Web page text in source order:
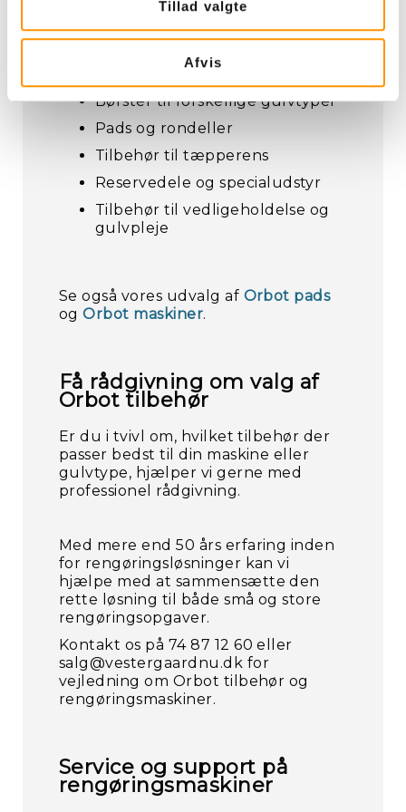
Tillad valgte
Afvis
typer tilbehør afhængigt af opgaven.
Vi tilbyder blandt andet:
Børster til forskellige gulvtyper
Pads og rondeller
Tilbehør til tæpperens
Reservedele og specialudstyr
Tilbehør til vedligeholdelse og
gulvpleje
Se også vores udvalg af Orbot pads
ogOrbot maskiner.
Få rådgivning om valg af
Orbot tilbehør
Er du i tvivl om, hvilket tilbehør der
passer bedst til din maskine eller
gulvtype, hjælper vi gerne med
professionel rådgivning.
Med mere end 50 års erfaring inden
for rengøringsløsninger kan vi
hjælpe med at sammensætte den
rette løsning til både små og store
rengøringsopgaver.
Kontakt os på 74 87 12 60 eller
salg@vestergaardnu.dk for
vejledning om Orbot tilbehør og
rengøringsmaskiner.
Service og support på
rengøringsmaskiner